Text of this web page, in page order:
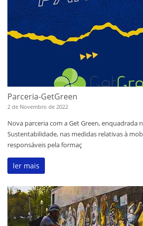
Parceria-GetGreen
2 de Novembro de 2022
Nova parceria com a Get Green, enquadrada
Sustentabilidade, nas medidas relativas à
responsáveis pela formaç
ler mais